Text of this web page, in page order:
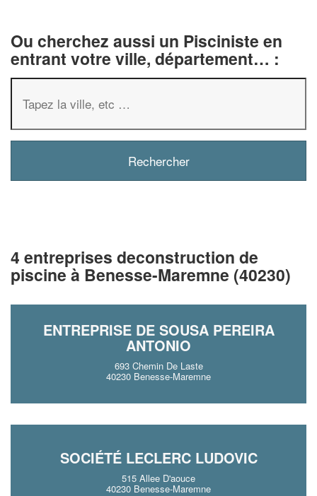
Ou cherchez aussi un Pisciniste en
entrant votre ville, département… :
4 entreprises deconstruction de
piscine à Benesse-Maremne (40230)
ENTREPRISE DE SOUSA PEREIRA
ANTONIO
693 Chemin De Laste
40230 Benesse-Maremne
SOCIÉTÉ LECLERC LUDOVIC
515 Allee D'aouce
40230 Benesse-Maremne